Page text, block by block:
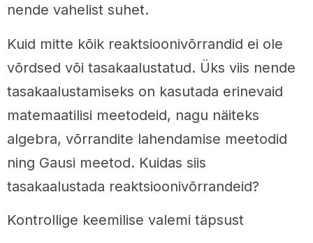
nende vahelist suhet.
Kuid mitte kõik reaktsioonivõrrandid ei ole
võrdsed või tasakaalustatud. Üks viis nende
tasakaalustamiseks on kasutada erinevaid
matemaatilisi meetodeid, nagu näiteks
algebra, võrrandite lahendamise meetodid
ning Gausi meetod. Kuidas siis
tasakaalustada reaktsioonivõrrandeid?
Kontrollige keemilise valemi täpsust